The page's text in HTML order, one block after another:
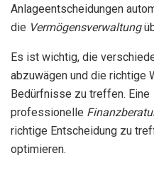
Anlageentscheidungen
die Vermögensverwaltung
Es ist wichtig, die
abzuwägen und die richtige
Bedürfnisse zu treffen. Eine
professionelle
richtige Entscheidung zu
optimieren.